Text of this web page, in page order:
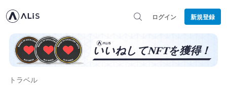
ログイン 新規登録
トラベル